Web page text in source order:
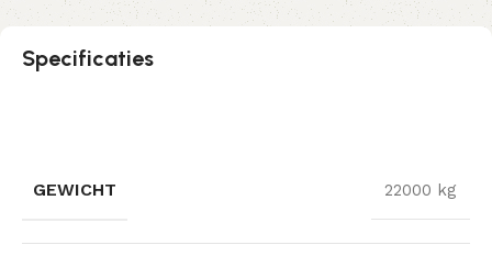
Specificaties
GEWICHT 22000 kg